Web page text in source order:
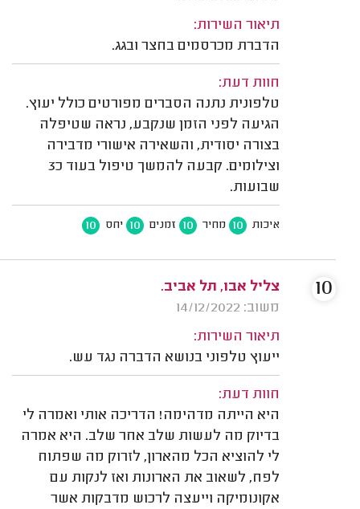
תיאור השירות:
הדברת מכרסמים בחצר ובגג.
חוות דעת:
טלפונית נתנה הסברים מפורטים כולל יעוץ.
הגיעה לפני הזמן שנקבע, נראה שטיפלה
בצורה יסודית, והשאירה אישורי מדבירה
וצילומים. קבעה להמשך טיפול בעוד כ3
שבועות.
איכות 10 מחיר 10 זמנים 10 יחס 10
צליל אבו, תל אביב.
משוב: 14/12/2022
תיאור השירות:
ייעוץ טלפוני בנושא הדברה נגד עש.
חוות דעת:
היא הייתה מדהימה! הדריכה אותי ואמרה לי
בדיוק מה לעשות שלב אחר שלב. היא אמרה
לי להוציא הכל מהארון, לזרוק מה שפתוח
לפח, לשאוב את הארונות ואז לנקות עם
אקונומיקה וייעצה לרכוש מדבקות אשר
10